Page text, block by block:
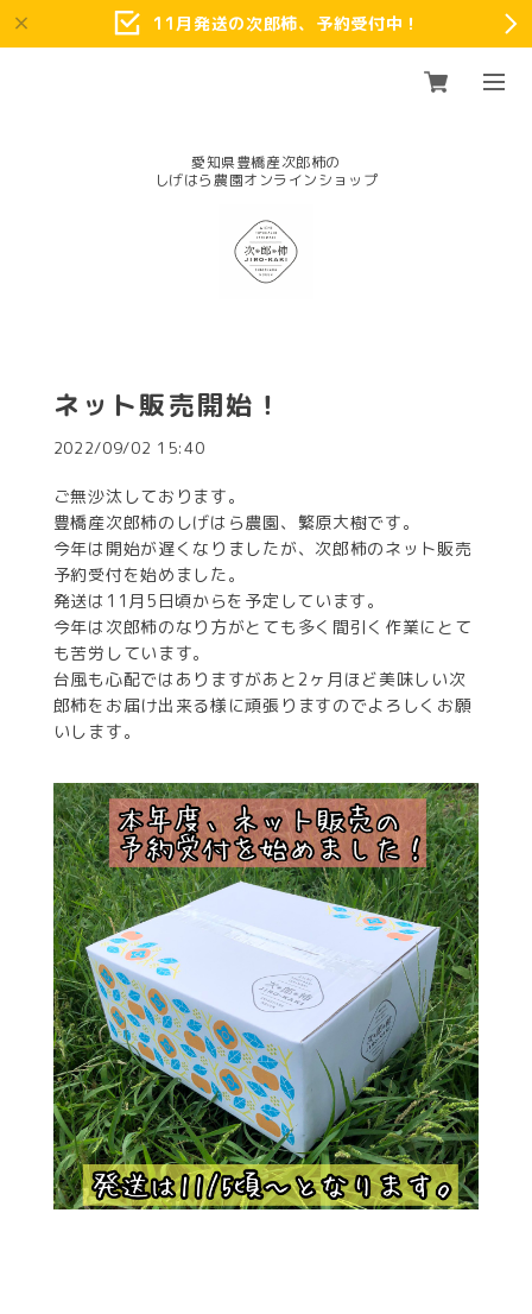
11月発送の次郎柿、予約受付中！
愛知県豊橋産次郎柿の
ネット販売開始！
2022/09/02 15:40
ご無沙汰しております。
豊橋産次郎柿のしげはら農園、繁原大樹です。
今年は開始が遅くなりましたが、次郎柿のネット販売
予約受付を始めました。
発送は11月5日頃からを予定しています。
今年は次郎柿のなり方がとても多く間引く作業にとて
も苦労しています。
台風も心配ではありますがあと2ヶ月ほど美味しい次
郎柿をお届け出来る様に頑張りますのでよろしくお願
いします。